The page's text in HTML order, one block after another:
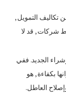
تكاليف التمويل ,
شركات , قد لا
الجديد. ففي
بكفاءة , هو
العاطل.